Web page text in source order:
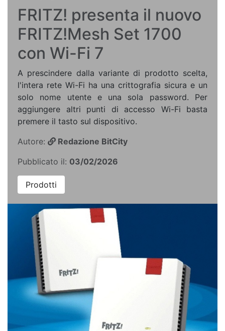
FRITZ! presenta il nuovo
FRITZ!Mesh Set 1700
con Wi-Fi 7
A prescindere dalla variante di prodotto scelta,
l'intera rete Wi-Fi ha una crittografia sicura e un
solo nome utente e una sola password. Per
aggiungere altri punti di accesso Wi-Fi basta
premere il tasto sul dispositivo.
Autore:
Redazione BitCity
Pubblicato il: 03/02/2026
Prodotti